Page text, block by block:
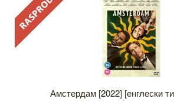
Амстердам [2022] [енглески